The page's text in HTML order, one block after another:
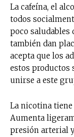
La cafeína, el
todos
poco saludables
también dan
acepta que los
estos productos
unirse a este
La nicotina tiene
Aumenta
presión arterial